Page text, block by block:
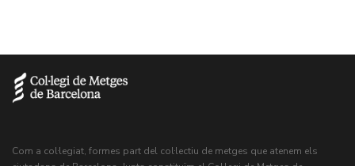
Com a col·legiat, formes part del col·lectiu de metges que atenem els